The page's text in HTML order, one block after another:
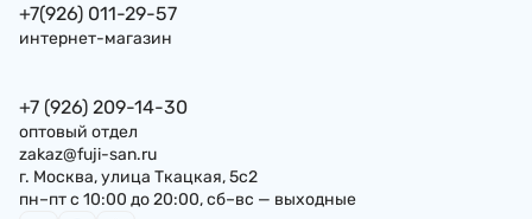
+7(926) 011-29-57
интернет-магазин
+7 (926) 209-14-30
оптовый отдел
zakaz@fuji-san.ru
г. Москва, улица Ткацкая, 5с2
пн–пт с 10:00 до 20:00, сб–вс — выходные